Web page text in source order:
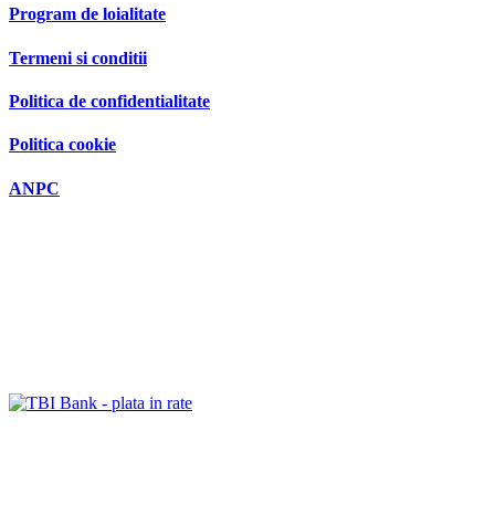
Program de loialitate
Termeni si conditii
Politica de confidentialitate
Politica cookie
ANPC